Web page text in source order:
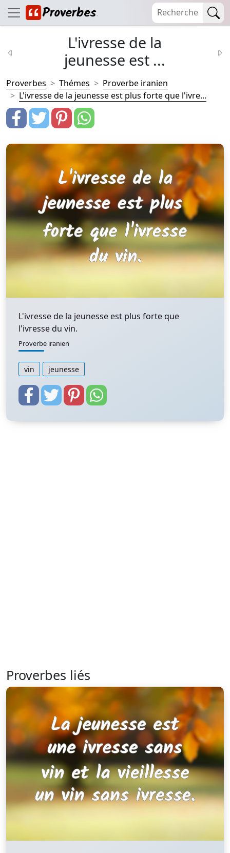
L'ivresse de la
jeunesse est ...
Proverbes Thémes
Proverbe iranien
L'ivresse de la jeunesse est plus forte que l'ivre...
L'ivresse de la jeunesse est plus forte que
l'ivresse du vin.
Proverbe iranien
vin jeunesse
Proverbes liés